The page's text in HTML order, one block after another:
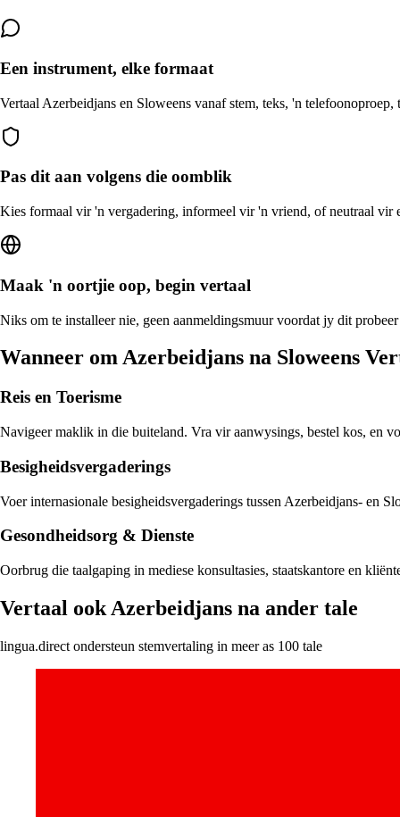
Een instrument, elke formaat
Vertaal Azerbeidjans en Sloweens vanaf stem, teks, 'n
Pas dit aan volgens die oomblik
Kies formaal vir 'n vergadering, informeel vir 'n vriend, of neutraal vir
Maak 'n oortjie oop, begin vertaal
Niks om te installeer nie, geen aanmeldingsmuur voordat jy dit
Wanneer om Azerbeidjans na Sloweens
Reis en Toerisme
Navigeer maklik in die buiteland. Vra vir aanwysings, bestel kos, en
Besigheidsvergaderings
Voer internasionale besigheidsvergaderings tussen Azerbeidjans- en
Gesondheidsorg & Dienste
Oorbrug die taalgaping in mediese konsultasies, staatskantore en
Vertaal ook Azerbeidjans na ander tale
lingua.direct ondersteun stemvertaling in meer as 100 tale